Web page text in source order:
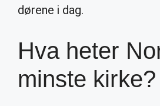
dørene i dag.
Hva heter
minste kirke?